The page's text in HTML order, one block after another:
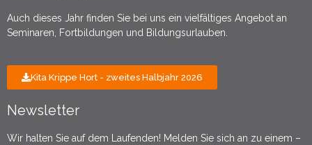
Auch dieses Jahr finden Sie bei uns ein vielfältiges Angebot an
Seminaren, Fortbildungen und Bildungsurlauben.
Kita Krippe Hort - zweites Halbjahr 2026
Newsletter
Wir halten Sie auf dem Laufenden! Melden Sie sich an zu einem –